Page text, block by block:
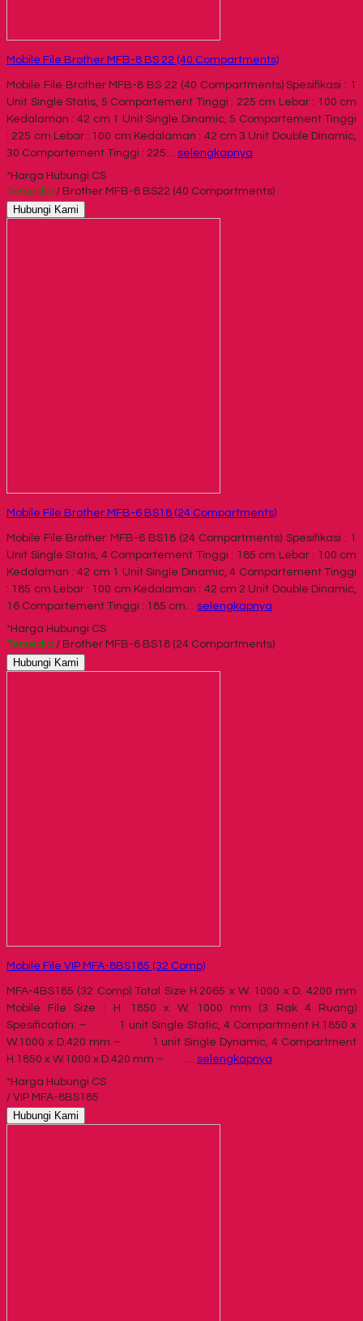
Mobile File Brother MFB-8 BS 22 (40 Compartments)
Mobile File Brother MFB-8 BS 22 (40 Compartments) Spesifikasi : 1
Unit Single Statis, 5 Compartement Tinggi : 225 cm Lebar : 100 cm
Kedalaman : 42 cm 1 Unit Single Dinamic, 5 Compartement Tinggi
: 225 cm Lebar : 100 cm Kedalaman : 42 cm 3 Unit Double Dinamic,
30 Compartement Tinggi : 225… selengkapnya
*Harga Hubungi CS
Tersedia / Brother MFB-8 BS22 (40 Compartments)
Hubungi Kami
Mobile File Brother MFB-6 BS18 (24 Compartments)
Mobile File Brother MFB-6 BS18 (24 Compartments) Spesifikasi : 1
Unit Single Statis, 4 Compartement Tinggi : 185 cm Lebar : 100 cm
Kedalaman : 42 cm 1 Unit Single Dinamic, 4 Compartement Tinggi
: 185 cm Lebar : 100 cm Kedalaman : 42 cm 2 Unit Double Dinamic,
16 Compartement Tinggi : 185 cm… selengkapnya
*Harga Hubungi CS
Tersedia / Brother MFB-6 BS18 (24 Compartments)
Hubungi Kami
Mobile File VIP MFA-8BS185 (32 Comp)
MFA-4BS185 (32 Comp) Total Size H.2065 x W. 1000 x D. 4200 mm
Mobile File Size : H. 1850 x W. 1000 mm (3 Rak 4 Ruang)
Spesification: – 1 unit Single Static, 4 Compartment H.1850 x
W.1000 x D.420 mm – 1 unit Single Dynamic, 4 Compartment
H.1850 x W.1000 x D.420 mm – … selengkapnya
*Harga Hubungi CS
/ VIP MFA-8BS185
Hubungi Kami